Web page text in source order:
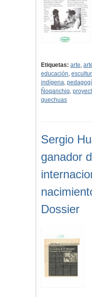
Etiquetas: arte,
educación,
indígena,
Ñoqanchiq,
quechuas
Sergio
ganador
Dossier